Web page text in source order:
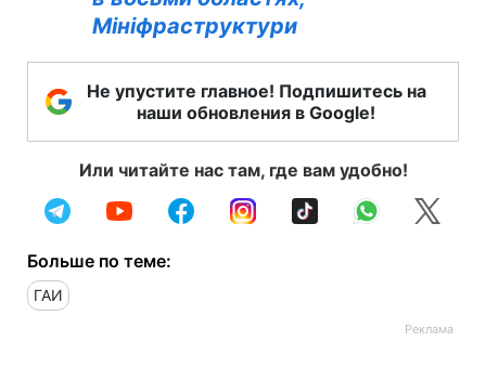
Мініфраструктури
Не упустите главное! Подпишитесь на
наши обновления в Google!
Или читайте нас там, где вам удобно!
Больше по теме:
ГАИ